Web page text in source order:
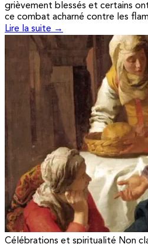
grièvement blessés et certains
ce combat acharné contre les
Lire la suite →
Célébrations et spiritualité Non